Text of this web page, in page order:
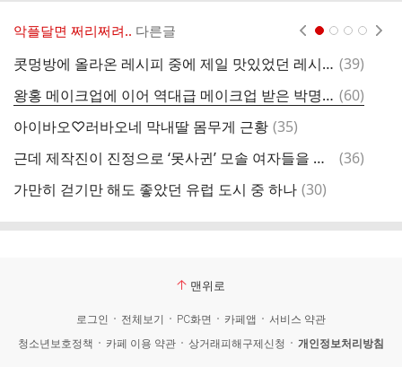
악플달면 쩌리쩌려.. 다른글
콧멍방에 올라온 레시피 중에 제일 맛있었던 레시피를 알려줘 댓
(39)
왕홍 메이크업에 이어 역대급 메이크업 받은 박명수 ㄷㄷ 댓
글
(60)
아이바오♡러바오네 막내딸 몸무게 근황 댓
(35)
근데 제작진이 진정으로 ‘못사귄’ 모솔 여자들을 출연진으로 내세울순 없을거임...
댓
(36)
가만히 걷기만 해도 좋았던 유럽 도시 중 하나 댓
(30)
맨위로
로그인 전체보기 PC화면 카페앱
서비스 약관
청소년보호정책
카페 이용 약관 상거래피해구제신청 개인정보처리방침